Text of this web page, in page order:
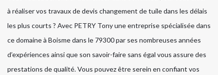
à réaliser vos travaux de devis changement de tuile dans les délais
les plus courts ? Avec PETRY Tony une entreprise spécialisée dans
ce domaine à Boisme dans le 79300 par ses nombreuses années
d’expériences ainsi que son savoir-faire sans égal vous assure des
prestations de qualité. Vous pouvez être serein en confiant vos